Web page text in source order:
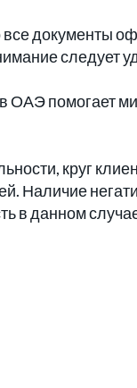
документы
следует
ОАЭ помогает
круг
Наличие
в данном